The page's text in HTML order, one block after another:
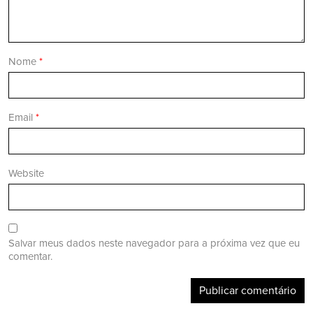
Nome *
Email *
Website
Salvar meus dados neste navegador para a próxima vez que eu
comentar.